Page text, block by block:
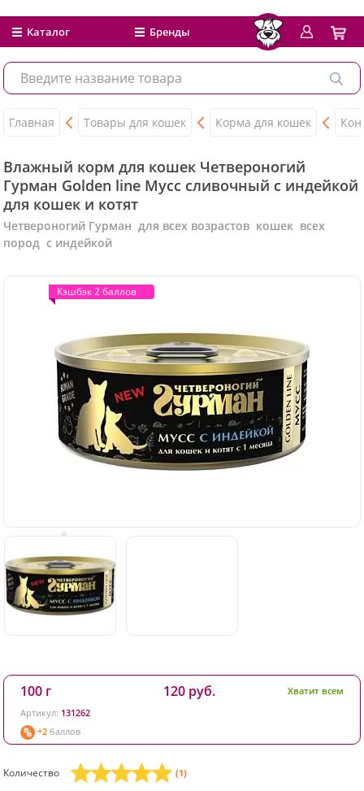
Каталог Бренды
Главная Товары для кошек Корма для кошек
Влажный корм для кошек Четвероногий
Гурман Golden line Мусс сливочный с индейкой
для кошек и котят
Четвероногий Гурман для всех возрастов кошек всех
пород с индейкой
Кэшбэк 2 баллов
100 г
Артикул: 131262
+2 баллов
120 руб. Хватит всем
Количество (1)